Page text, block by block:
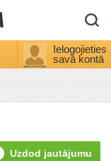
Ielogojieties
savā kontā
Uzdod jautājumu